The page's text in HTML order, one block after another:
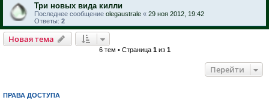
Три новых вида килли
Последнее сообщение olegaustrale « 29 ноя 2012, 19:42
Ответы: 2
Новая тема
6 тем • Страница 1из 1
Перейти
ПРАВА ДОСТУПА